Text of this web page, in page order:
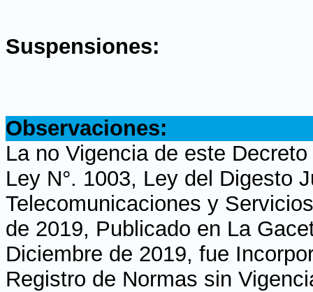
Suspensiones:
Observaciones:
La no Vigencia de este
Ley N°. 1003, Ley del Digesto
Telecomunicaciones y
de 2019, Publicado en La
Diciembre de 2019, fue
Registro de Normas sin